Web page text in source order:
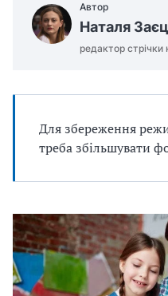
Автор
Наталя
редактор
Для збереження
треба збільшувати